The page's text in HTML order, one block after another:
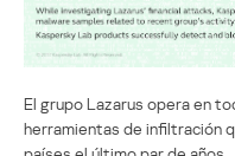
El grupo Lazarus opera en
herramientas de infiltración